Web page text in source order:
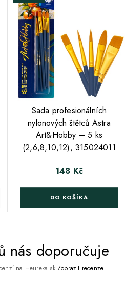
Sada profesionálních
nylonových štětců Astra
Art&Hobby – 5 ks
(2,6,8,10,12), 315024011
Cena
148 Kč
DO KOŠÍKA
nás doporučuje
na Heureka.sk Zobrazit recenze